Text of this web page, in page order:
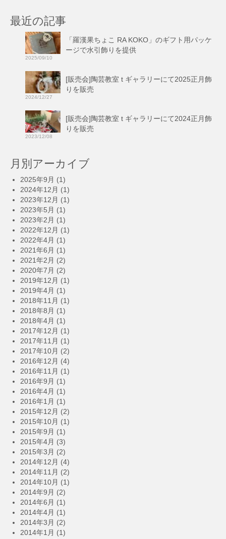
最近の記事
「羅漢果ちょこ RA KOKO」のギフト用パッケ
ージで水引飾りを提供
2025/09/10
[販売会]陶芸教室 t ギャラリーにて2025正月飾
りを販売
2024/12/27
[販売会]陶芸教室 t ギャラリーにて2024正月飾
りを販売
2023/12/08
月別アーカイブ
2025年9月 (1)
2024年12月 (1)
2023年12月 (1)
2023年5月 (1)
2023年2月 (1)
2022年12月 (1)
2022年4月 (1)
2021年6月 (1)
2021年2月 (2)
2020年7月 (2)
2019年12月 (1)
2019年4月 (1)
2018年11月 (1)
2018年8月 (1)
2018年4月 (1)
2017年12月 (1)
2017年11月 (1)
2017年10月 (2)
2016年12月 (4)
2016年11月 (1)
2016年9月 (1)
2016年4月 (1)
2016年1月 (1)
2015年12月 (2)
2015年10月 (1)
2015年9月 (1)
2015年4月 (3)
2015年3月 (2)
2014年12月 (4)
2014年11月 (2)
2014年10月 (1)
2014年9月 (2)
2014年6月 (1)
2014年4月 (1)
2014年3月 (2)
2014年1月 (1)